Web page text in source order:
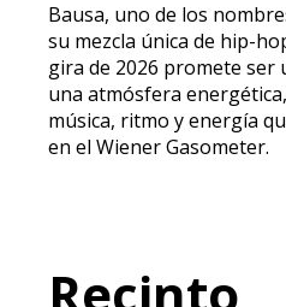
Bausa, uno de los
su mezcla única de hip-
gira de 2026 promete ser
una atmósfera
música, ritmo y energía
en el Wiener Gasometer.
Recinto